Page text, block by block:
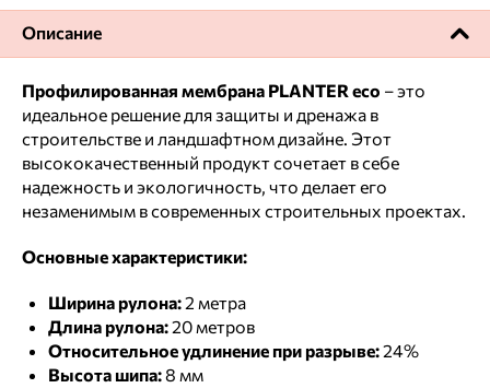
Описание
Профилированная мембрана PLANTER eco – это
идеальное решение для защиты и дренажа в
строительстве и ландшафтном дизайне. Этот
высококачественный продукт сочетает в себе
надежность и экологичность, что делает его
незаменимым в современных строительных проектах.
Основные характеристики:
Ширина рулона:2 метра
Длина рулона:20 метров
Относительное удлинение при разрыве:24%
Высота шипа:8 мм